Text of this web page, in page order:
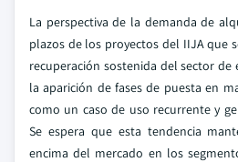
La perspectiva de la demanda de
plazos de los proyectos del IIJA que
recuperación sostenida del sector de
la aparición de fases de puesta en
como un caso de uso recurrente y
Se espera que esta tendencia
encima del mercado en los